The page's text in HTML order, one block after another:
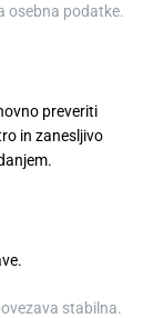
osebna podatke.
preveriti
in zanesljivo
stabilna.